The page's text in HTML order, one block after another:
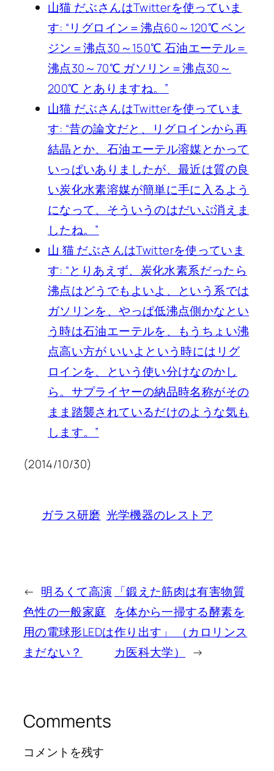
山猫 だぶさんはTwitterを使っていま
す: “リグロイン＝沸点60～120℃ ベン
ジン＝沸点30～150℃ 石油エーテル＝
沸点30～70℃ ガソリン＝沸点30～
200℃ とありますね。”
山猫 だぶさんはTwitterを使っていま
す: “昔の論文だと、リグロインから再
結晶とか、石油エーテル溶媒とかって
いっぱいありましたが、最近は質の良
い炭化水素溶媒が簡単に手に入るよう
になって、そういうのはだいぶ消えま
したね。”
山 猫 だぶさんはTwitterを使っていま
す: “とりあえず、炭化水素系だったら
沸点はどうでもよいよ、という系では
ガソリンを、やっぱ低沸点側かなとい
う時は石油エーテルを、もうちょい沸
点高い方が いいよという時にはリグ
ロインを、という使い分けなのかし
ら。サプライヤーの納品時名称がその
まま踏襲されているだけのような気も
します。”
(2014/10/30)
ガラス研磨 光学機器のレストア
← 明るくて高演
色性の一般家庭
用の電球形LEDは
まだない？
「鍛えた筋肉は有害物質
を体から一掃する酵素を
作り出す」 （カロリンス
カ医科大学）
→
Comments
コメントを残す